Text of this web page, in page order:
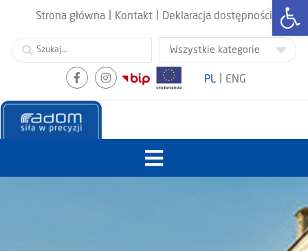
Strona główna Kontakt Deklaracja dostępności
PL ENG